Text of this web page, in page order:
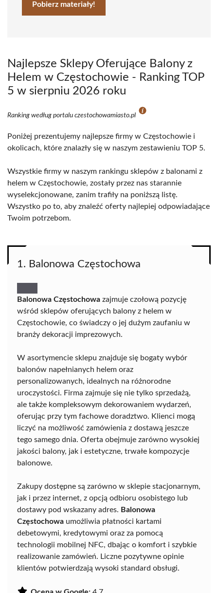
Pobierz materiały!
Najlepsze Sklepy Oferujące Balony z
Helem w Częstochowie - Ranking TOP
5 w sierpniu 2026 roku
Ranking według portalu czestochowamiasto.pl
Poniżej prezentujemy najlepsze firmy w Częstochowie i
okolicach, które znalazły się w naszym zestawieniu TOP 5.
Wszystkie firmy w naszym rankingu sklepów z balonami z
helem w Częstochowie, zostały przez nas starannie
wyselekcjonowane, zanim trafiły na poniższą listę.
Wszystko po to, aby znaleźć oferty najlepiej odpowiadające
Twoim potrzebom.
1. Balonowa Częstochowa
Balonowa Częstochowa zajmuje czołową pozycję
wśród sklepów oferujących balony z helem w
Częstochowie, co świadczy o jej dużym zaufaniu w
branży dekoracji imprezowych.
W asortymencie sklepu znajduje się bogaty wybór
balonów napełnianych helem oraz
personalizowanych, idealnych na różnorodne
uroczystości. Firma zajmuje się nie tylko sprzedażą,
ale także kompleksowym dekorowaniem wydarzeń,
oferując przy tym fachowe doradztwo. Klienci mogą
liczyć na możliwość zamówienia z dostawą jeszcze
tego samego dnia. Oferta obejmuje zarówno wysokiej
jakości balony, jak i estetyczne, trwałe kompozycje
balonowe.
Zakupy dostępne są zarówno w sklepie stacjonarnym,
jak i przez internet, z opcją odbioru osobistego lub
dostawy pod wskazany adres. Balonowa
Częstochowa umożliwia płatności kartami
debetowymi, kredytowymi oraz za pomocą
technologii mobilnej NFC, dbając o komfort i szybkie
realizowanie zamówień. Liczne pozytywne opinie
klientów potwierdzają wysoki standard obsługi.